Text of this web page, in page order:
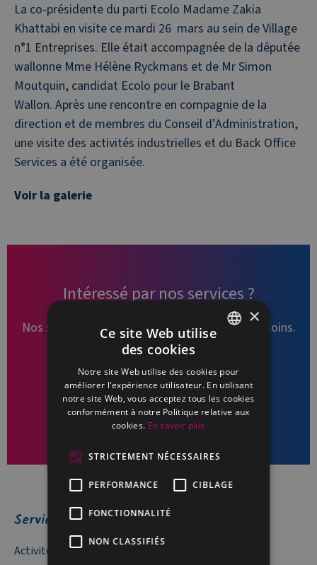
La co-présidente du parti Ecolo Madame Zakia
Khattabi en visite ce mardi 26 mars au sein de Village
n°1 Entreprises. Elle était accompagnée de la députée
wallonne Mme Hélène Ryckmans et de Mr Simon
Moutquin, candidat Ecolo pour le Brabant
Wallon. Après une rencontre en compagnie de la
direction et de membres du Conseil d’Administration,
une visite des activités industrielles et du Back Office
Services a été organisée.
Voir la galerie
Intéressé par nos services ?
Nos services s’adaptent en fonction de vos besoins.
Contactez-nous pour de plus amples
renseignements.
PLANIFIER UN APPEL
Services
Activités industrielles
DUTCH
×
Ce site Web utilise
des cookies
Notre site Web utilise des cookies pour
améliorer l'expérience utilisateur. En utilisant
notre site Web, vous acceptez tous les cookies
conformément à notre Politique relative aux
cookies. En savoir plus
STRICTEMENT NÉCESSAIRES
PERFORMANCE CIBLAGE
FONCTIONNALITÉ
NON CLASSIFIÉS